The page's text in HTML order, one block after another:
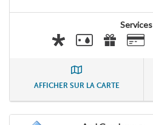
Services
AFFICHER SUR LA CARTE